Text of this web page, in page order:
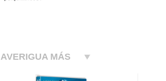
AVERIGUA MÁS